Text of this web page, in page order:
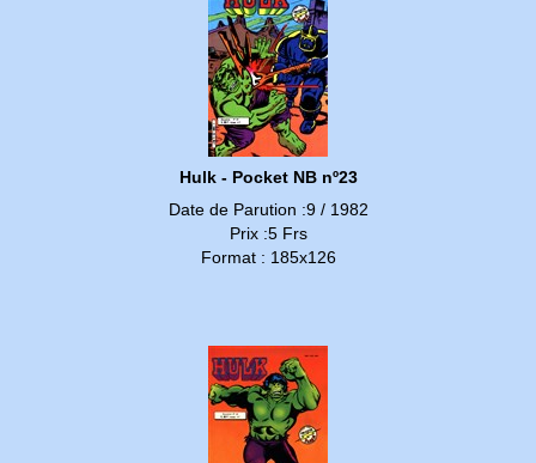
Hulk - Pocket NB nº23
Date de Parution :9 / 1982
Prix :5 Frs
Format : 185x126